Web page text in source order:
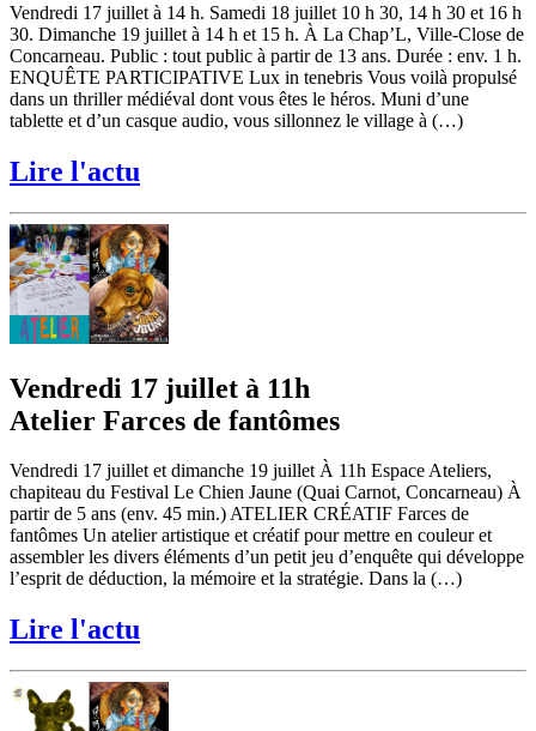
Vendredi 17 juillet à 14 h. Samedi 18 juillet 10 h 30, 14 h 30 et 16 h
30. Dimanche 19 juillet à 14 h et 15 h. À La Chap’L, Ville-Close de
Concarneau. Public : tout public à partir de 13 ans. Durée : env. 1 h.
ENQUÊTE PARTICIPATIVE Lux in tenebris Vous voilà propulsé
dans un thriller médiéval dont vous êtes le héros. Muni d’une
tablette et d’un casque audio, vous sillonnez le village à (…)
Lire l'actu
Vendredi 17 juillet à 11h
Atelier Farces de fantômes
Vendredi 17 juillet et dimanche 19 juillet À 11h Espace Ateliers,
chapiteau du Festival Le Chien Jaune (Quai Carnot, Concarneau) À
partir de 5 ans (env. 45 min.) ATELIER CRÉATIF Farces de
fantômes Un atelier artistique et créatif pour mettre en couleur et
assembler les divers éléments d’un petit jeu d’enquête qui développe
l’esprit de déduction, la mémoire et la stratégie. Dans la (…)
Lire l'actu